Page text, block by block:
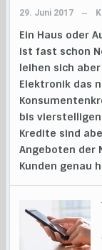
29. Juni 2017 —
Ein Haus oder
ist fast schon
leihen sich
Elektronik das
bis
Kredite sind
Angeboten der
Kunden genau